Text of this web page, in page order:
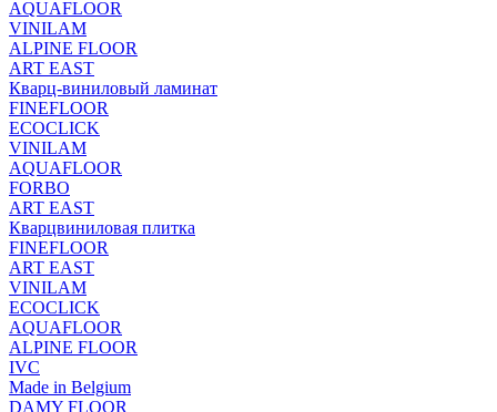
AQUAFLOOR
VINILAM
ALPINE FLOOR
ART EAST
Кварц-виниловый ламинат
FINEFLOOR
ECOCLICK
VINILAM
AQUAFLOOR
FORBO
ART EAST
Кварцвиниловая плитка
FINEFLOOR
ART EAST
VINILAM
ECOCLICK
AQUAFLOOR
ALPINE FLOOR
IVC
Made in Belgium
DAMY FLOOR